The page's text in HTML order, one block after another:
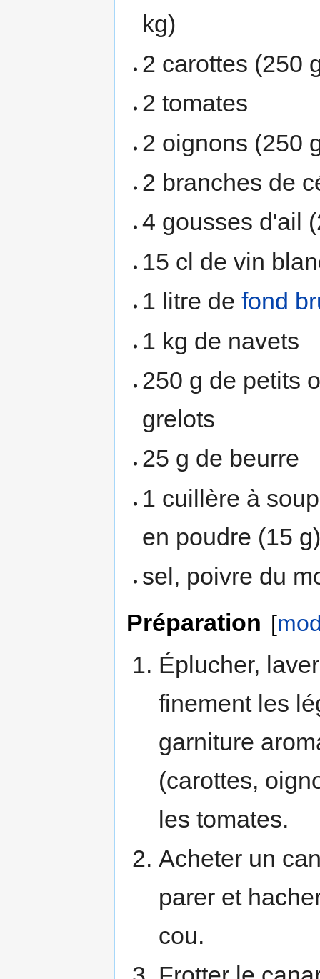
kg)
2 carottes (250
2 tomates
2 oignons (250
2 branches de
4 gousses d'ail
15 cl de vin
1 litre defond
1 kg de navets
250 g de petits
grelots
25 g de beurre
1 cuillère à
en poudre (15
sel, poivre du
Préparation [
Éplucher,
finement les
garniture
(carottes,
les tomates.
Acheter un
parer et
cou.